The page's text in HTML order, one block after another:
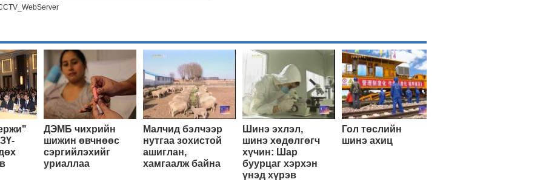
ДЭМБ чихрийн
шижин өвчнөөс
сэргийлэхийг
уриаллаа
Малчид бэлчээр
нутгаа зохистой
ашиглан,
хамгаалж байна
Шинэ эхлэл,
шинэ хөдөлгөгч
хүчин: Шар
буурцаг хэрхэн
үнэд хүрэв
Гол төслийн
шинэ ахиц